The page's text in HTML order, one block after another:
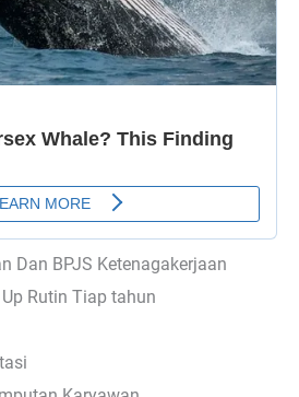
Dan BPJS Ketenagakerjaan
Rutin Tiap tahun